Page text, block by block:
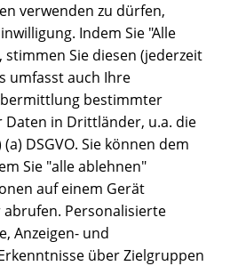
verwenden zu dürfen,
Indem Sie "Alle
stimmen Sie diesen (jederzeit
umfasst auch Ihre
bestimmter
Daten in Drittländer, u.a. die
DSGVO. Sie können dem
Sie "alle ablehnen"
auf einem Gerät
Personalisierte
Anzeigen- und
über Zielgruppen